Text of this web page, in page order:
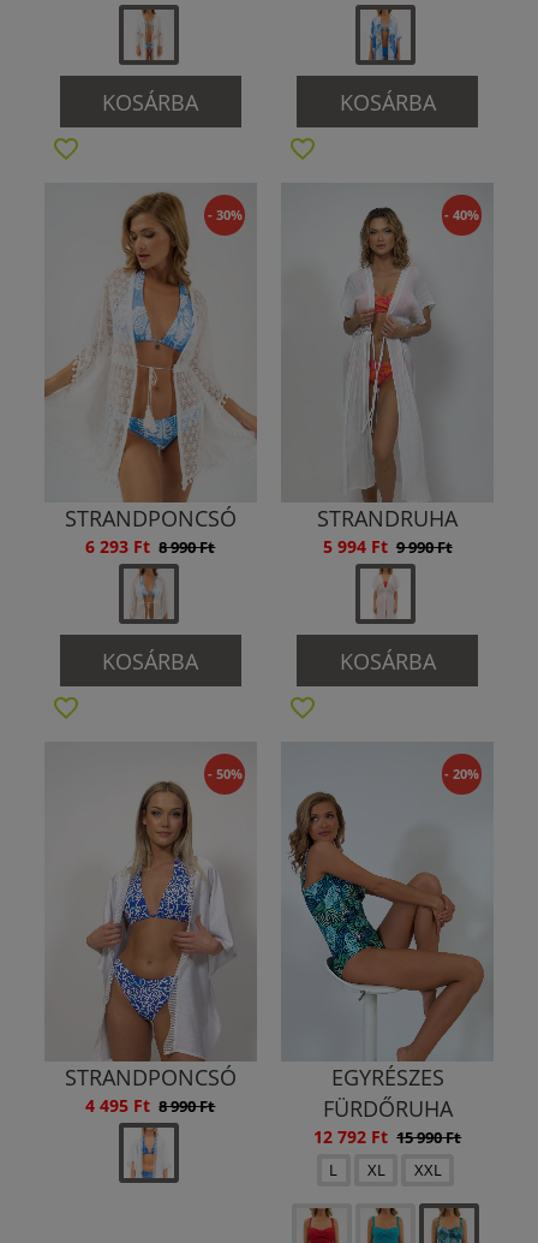
KOSÁRBA KOSÁRBA
- 30%
STRANDPONCSÓ
6 293 Ft 8 990 Ft
KOSÁRBA
- 40%
STRANDRUHA
5 994 Ft 9 990 Ft
KOSÁRBA
- 50%
STRANDPONCSÓ
4 495 Ft 8 990 Ft
- 20%
EGYRÉSZES
FÜRDŐRUHA
12 792 Ft 15 990 Ft
L
XL XXL